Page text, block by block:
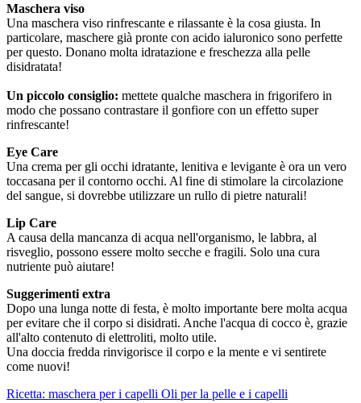
Maschera viso
Una maschera viso rinfrescante e rilassante è la cosa giusta. In
particolare, maschere già pronte con acido ialuronico sono perfette
per questo. Donano molta idratazione e freschezza alla pelle
disidratata!
Un piccolo consiglio: mettete qualche maschera in frigorifero in
modo che possano contrastare il gonfiore con un effetto super
rinfrescante!
Eye Care
Una crema per gli occhi idratante, lenitiva e levigante è ora un vero
toccasana per il contorno occhi. Al fine di stimolare la circolazione
del sangue, si dovrebbe utilizzare un rullo di pietre naturali!
Lip Care
A causa della mancanza di acqua nell'organismo, le labbra, al
risveglio, possono essere molto secche e fragili. Solo una cura
nutriente può aiutare!
Suggerimenti extra
Dopo una lunga notte di festa, è molto importante bere molta acqua
per evitare che il corpo si disidrati. Anche l'acqua di cocco è, grazie
all'alto contenuto di elettroliti, molto utile.
Una doccia fredda rinvigorisce il corpo e la mente e vi sentirete
come nuovi!
Ricetta: maschera per i capelli Oli per la pelle e i capelli